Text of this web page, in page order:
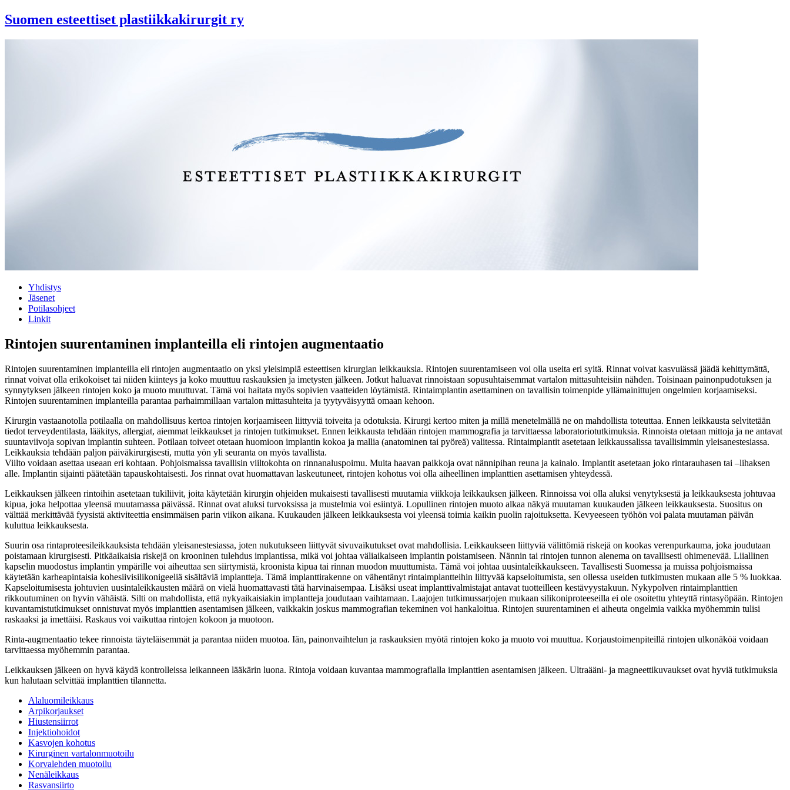
Suomen esteettiset plastiikkakirurgit ry
Yhdistys
Jäsenet
Potilasohjeet
Linkit
Rintojen suurentaminen implanteilla eli rintojen augmentaatio
Rintojen suurentaminen implanteilla eli rintojen augmentaatio on yksi yleisimpiä esteettisen kirurgian leikkauksia. Rintojen suurentamiseen voi olla useita eri syitä. Rinnat voivat kasvuiässä jäädä kehittymättä,
rinnat voivat olla erikokoiset tai niiden kiinteys ja koko muuttuu raskauksien ja imetysten jälkeen. Jotkut haluavat rinnoistaan sopusuhtaisemmat vartalon mittasuhteisiin nähden. Toisinaan painonpudotuksen ja
synnytyksen jälkeen rintojen koko ja muoto muuttuvat. Tämä voi haitata myös sopivien vaatteiden löytämistä. Rintaimplantin asettaminen on tavallisin toimenpide yllämainittujen ongelmien korjaamiseksi.
Rintojen suurentaminen implanteilla parantaa parhaimmillaan vartalon mittasuhteita ja tyytyväisyyttä omaan kehoon.
Kirurgin vastaanotolla potilaalla on mahdollisuus kertoa rintojen korjaamiseen liittyviä toiveita ja odotuksia. Kirurgi kertoo miten ja millä menetelmällä ne on mahdollista toteuttaa. Ennen leikkausta selvitetään
tiedot terveydentilasta, lääkitys, allergiat, aiemmat leikkaukset ja rintojen tutkimukset. Ennen leikkausta tehdään rintojen mammografia ja tarvittaessa laboratoriotutkimuksia. Rinnoista otetaan mittoja ja ne antavat
suuntaviivoja sopivan implantin suhteen. Potilaan toiveet otetaan huomioon implantin kokoa ja mallia (anatominen tai pyöreä) valitessa. Rintaimplantit asetetaan leikkaussalissa tavallisimmin yleisanestesiassa.
Leikkauksia tehdään paljon päiväkirurgisesti, mutta yön yli seuranta on myös tavallista.
Viilto voidaan asettaa useaan eri kohtaan. Pohjoismaissa tavallisin viiltokohta on rinnanaluspoimu. Muita haavan paikkoja ovat nännipihan reuna ja kainalo. Implantit asetetaan joko rintarauhasen tai –lihaksen
alle. Implantin sijainti päätetään tapauskohtaisesti. Jos rinnat ovat huomattavan laskeutuneet, rintojen kohotus voi olla aiheellinen implanttien asettamisen yhteydessä.
Leikkauksen jälkeen rintoihin asetetaan tukiliivit, joita käytetään kirurgin ohjeiden mukaisesti tavallisesti muutamia viikkoja leikkauksen jälkeen. Rinnoissa voi olla aluksi venytyksestä ja leikkauksesta johtuvaa
kipua, joka helpottaa yleensä muutamassa päivässä. Rinnat ovat aluksi turvoksissa ja mustelmia voi esiintyä. Lopullinen rintojen muoto alkaa näkyä muutaman kuukauden jälkeen leikkauksesta. Suositus on
välttää merkittävää fyysistä aktiviteettia ensimmäisen parin viikon aikana. Kuukauden jälkeen leikkauksesta voi yleensä toimia kaikin puolin rajoituksetta. Kevyeeseen työhön voi palata muutaman päivän
kuluttua leikkauksesta.
Suurin osa rintaproteesileikkauksista tehdään yleisanestesiassa, joten nukutukseen liittyvät sivuvaikutukset ovat mahdollisia. Leikkaukseen liittyviä välittömiä riskejä on kookas verenpurkauma, joka joudutaan
poistamaan kirurgisesti. Pitkäaikaisia riskejä on krooninen tulehdus implantissa, mikä voi johtaa väliaikaiseen implantin poistamiseen. Nännin tai rintojen tunnon alenema on tavallisesti ohimenevää. Liiallinen
kapselin muodostus implantin ympärille voi aiheuttaa sen siirtymistä, kroonista kipua tai rinnan muodon muuttumista. Tämä voi johtaa uusintaleikkaukseen. Tavallisesti Suomessa ja muissa pohjoismaissa
käytetään karheapintaisia kohesiivisilikonigeeliä sisältäviä implantteja. Tämä implanttirakenne on vähentänyt rintaimplantteihin liittyvää kapseloitumista, sen ollessa useiden tutkimusten mukaan alle 5 % luokkaa.
Kapseloitumisesta johtuvien uusintaleikkausten määrä on vielä huomattavasti tätä harvinaisempaa. Lisäksi useat implanttivalmistajat antavat tuotteilleen kestävyystakuun. Nykypolven rintaimplanttien
rikkoutuminen on hyvin vähäistä. Silti on mahdollista, että nykyaikaisiakin implantteja joudutaan vaihtamaan. Laajojen tutkimussarjojen mukaan silikoniproteeseilla ei ole osoitettu yhteyttä rintasyöpään. Rintojen
kuvantamistutkimukset onnistuvat myös implanttien asentamisen jälkeen, vaikkakin joskus mammografian tekeminen voi hankaloitua. Rintojen suurentaminen ei aiheuta ongelmia vaikka myöhemmin tulisi
raskaaksi ja imettäisi. Raskaus voi vaikuttaa rintojen kokoon ja muotoon.
Rinta-augmentaatio tekee rinnoista täyteläisemmät ja parantaa niiden muotoa. Iän, painonvaihtelun ja raskauksien myötä rintojen koko ja muoto voi muuttua. Korjaustoimenpiteillä rintojen ulkonäköä voidaan
tarvittaessa myöhemmin parantaa.
Leikkauksen jälkeen on hyvä käydä kontrolleissa leikanneen lääkärin luona. Rintoja voidaan kuvantaa mammografialla implanttien asentamisen jälkeen. Ultraääni- ja magneettikuvaukset ovat hyviä tutkimuksia
kun halutaan selvittää implanttien tilannetta.
Alaluomileikkaus
Arpikorjaukset
Hiustensiirrot
Injektiohoidot
Kasvojen kohotus
Kirurginen vartalonmuotoilu
Korvalehden muotoilu
Nenäleikkaus
Rasvansiirto